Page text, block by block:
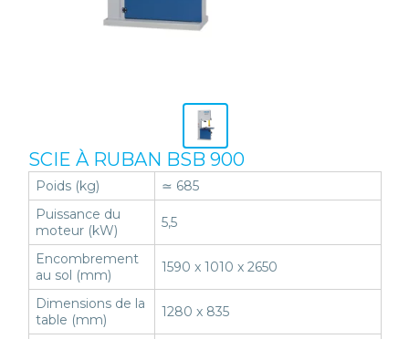
SCIE À RUBAN BSB 900
Poids (kg)
≃ 685
Puissance du
moteur (kW)
5,5
Encombrement
au sol (mm)
1590 x 1010 x 2650
Dimensions de la
table (mm)
1280 x 835